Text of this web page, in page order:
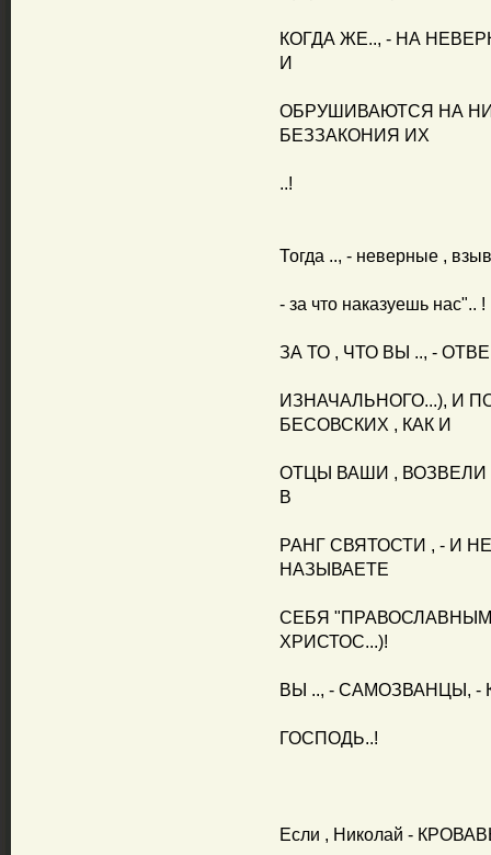
КОГДА ЖЕ.., - НА
И
ОБРУШИВАЮТСЯ НА
БЕЗЗАКОНИЯ ИХ
..!
Тогда .., - неверные ,
- за что наказуешь нас".. !
ЗА ТО , ЧТО ВЫ .., -
ИЗНАЧАЛЬНОГО...), И
БЕСОВСКИХ , КАК И
ОТЦЫ ВАШИ , ВОЗВЕЛИ
В
РАНГ СВЯТОСТИ , - И
НАЗЫВАЕТЕ
СЕБЯ
ХРИСТОС...)!
ВЫ .., - САМОЗВАНЦЫ, -
ГОСПОДЬ..!
Если , Николай -